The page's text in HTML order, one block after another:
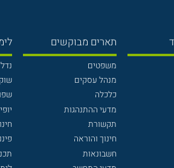
תארים מבוקשים
משפטים
מנהל עסקים
כלכלה
מדעי ההתנהגות
תקשורת
חינוך והוראה
חשבונאות